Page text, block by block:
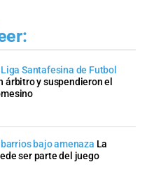
Santafesina de Futbol
árbitro y suspendieron el
bajo amenaza La
ser parte del juego